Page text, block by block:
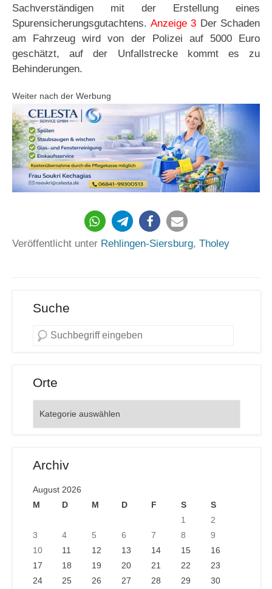
Sachverständigen mit der Erstellung eines
Spurensicherungsgutachtens. Anzeige 3 Der Schaden
am Fahrzeug wird von der Polizei auf 5000 Euro
geschätzt, auf der Unfallstrecke kommt es zu
Behinderungen.
Weiter nach der Werbung
126
Veröffentlicht unter Rehlingen-Siersburg, Tholey
Suche
Orte
Archiv
August 2026
M
D M D F S
S
1
2
3
4 5 6 7 8
9
10
11 12 13 14 15
16
17
18 19 20 21 22
23
24
25 26 27 28 29 30